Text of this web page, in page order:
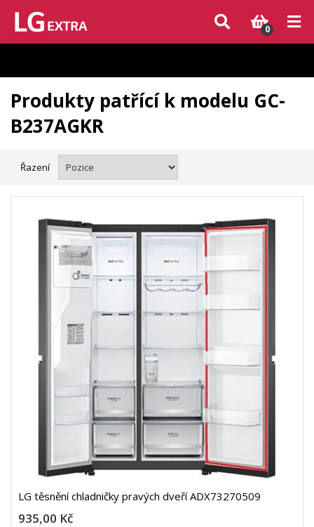
Vzhledem k aktuální situaci se může dodání dílů, které nejsou skladem,
zpozdit. Děkujeme za pochopení.
0
Produkty patřící k modelu GC-
B237AGKR
Řazení
LG těsnění chladničky pravých dveří ADX73270509
935,00 Kč